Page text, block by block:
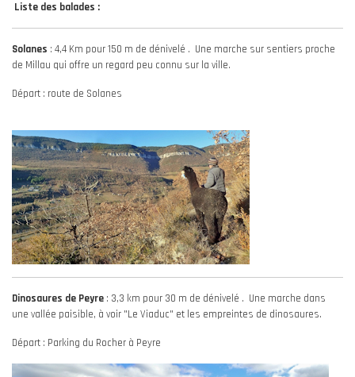
Liste des balades :
Solanes : 4,4 Km pour 150 m de dénivelé . Une marche sur sentiers proche
de Millau qui offre un regard peu connu sur la ville.
Départ : route de Solanes
Dinosaures de Peyre : 3,3 km pour 30 m de dénivelé . Une marche dans
une vallée paisible, à voir "Le Viaduc" et les empreintes de dinosaures.
Départ : Parking du Rocher à Peyre